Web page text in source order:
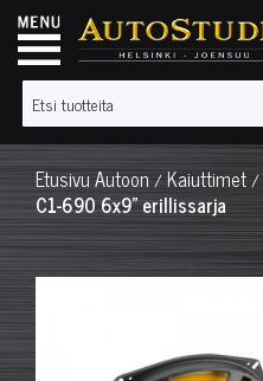
EtusivuAutoon/Kaiuttimet/
C1-690 6x9" erillissarja